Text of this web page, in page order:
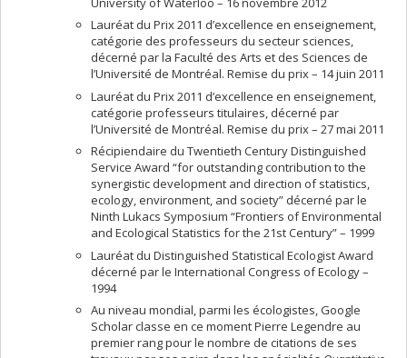
Lauréat du Prix 2011 d’excellence en enseignement,
catégorie des professeurs du secteur sciences,
décerné par la Faculté des Arts et des Sciences de
l’Université de Montréal. Remise du prix – 14 juin 2011
Lauréat du Prix 2011 d’excellence en enseignement,
catégorie professeurs titulaires, décerné par
l’Université de Montréal. Remise du prix – 27 mai 2011
Récipiendaire du Twentieth Century Distinguished
Service Award “for outstanding contribution to the
synergistic development and direction of statistics,
ecology, environment, and society” décerné par le
Ninth Lukacs Symposium “Frontiers of Environmental
and Ecological Statistics for the 21st Century” – 1999
Lauréat du Distinguished Statistical Ecologist Award
décerné par le International Congress of Ecology –
1994
Au niveau mondial, parmi les écologistes, Google
Scholar classe en ce moment Pierre Legendre au
premier rang pour le nombre de citations de ses